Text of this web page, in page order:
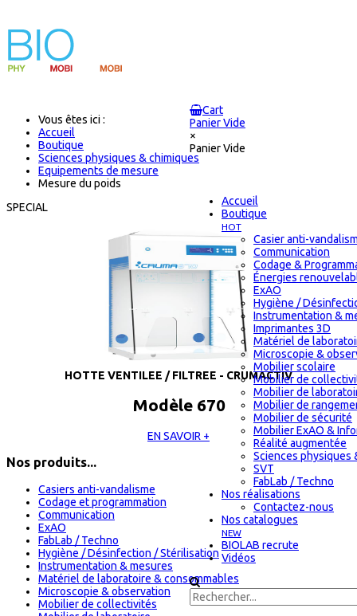
Cart
Panier Vide
×
Panier Vide
Accueil
Boutique
HOT
Casier anti-
Communication
Codage &
Énergies
ExAO
Hygiène /
Instrumentation &
Imprimantes 3D
Matériel de
Microscopie &
Mobilier scolaire
Mobilier de
Mobilier de
Mobilier de
Mobilier de sécurité
Mobilier ExAO &
Réalité augmentée
Sciences physiques
SVT
FabLab / Techno
Nos réalisations
Contactez-nous
Nos catalogues
NEW
BIOLAB recrute
Vidéos
Vous êtes ici :
Accueil
Boutique
Sciences physiques & chimiques
Equipements de mesure
Mesure du poids
SPECIAL
HOTTE VENTILEE / FILTREE - CRUMACTIV
Modèle 670
EN SAVOIR +
Nos produits...
Casiers anti-vandalisme
Codage et programmation
Communication
ExAO
FabLab / Techno
Hygiène / Désinfection / Stérilisation
Instrumentation & mesures
Matériel de laboratoire & consommables
Microscopie & observation
Mobilier de collectivités